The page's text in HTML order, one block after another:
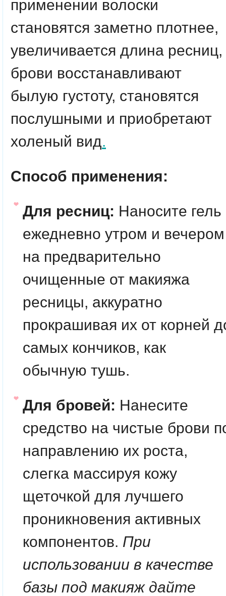
применении волоски
становятся заметно плотнее,
увеличивается длина ресниц,
брови восстанавливают
былую густоту, становятся
послушными и приобретают
холеный вид.
Способ применения:
Для ресниц: Наносите гель
ежедневно утром и вечером
на предварительно
очищенные от макияжа
ресницы, аккуратно
прокрашивая их от корней
самых кончиков, как
обычную тушь.
Для бровей: Нанесите
средство на чистые брови
направлению их роста,
слегка массируя кожу
щеточкой для лучшего
проникновения активных
компонентов. При
использовании в качестве
базы под макияж дайте